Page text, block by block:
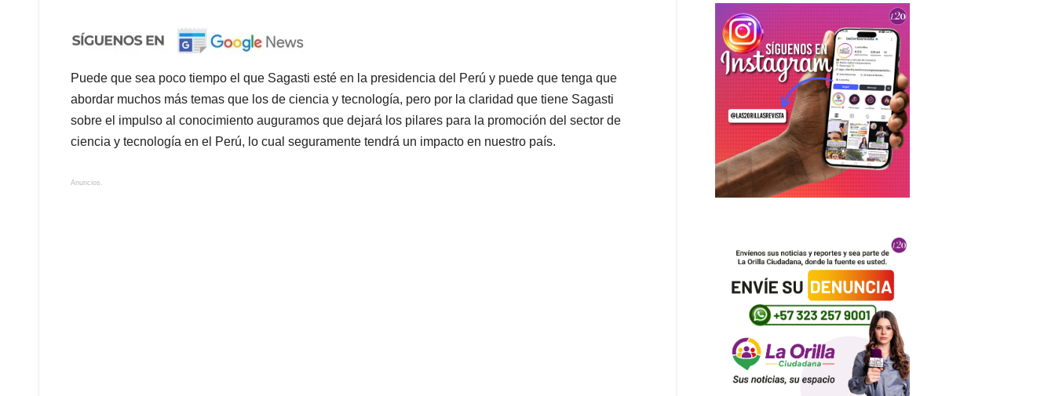
Puede que sea poco tiempo el que Sagasti esté en la presidencia del Perú y puede que tenga que
abordar muchos más temas que los de ciencia y tecnología, pero por la claridad que tiene Sagasti
sobre el impulso al conocimiento auguramos que dejará los pilares para la promoción del sector de
ciencia y tecnología en el Perú, lo cual seguramente tendrá un impacto en nuestro país.
Anuncios.